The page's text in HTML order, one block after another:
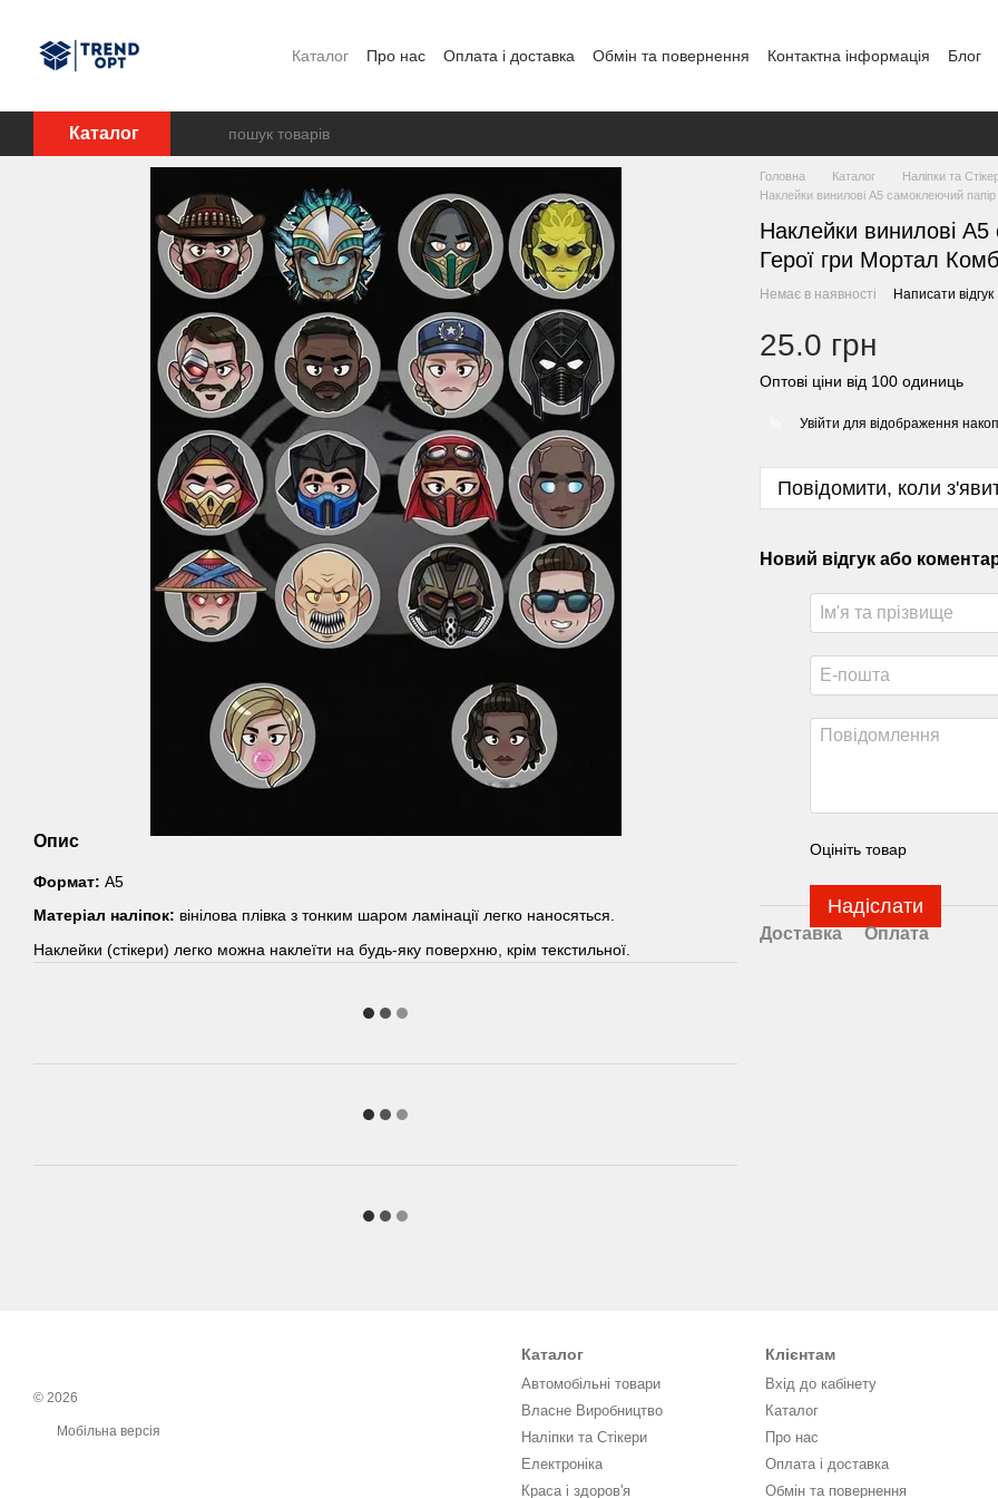
Каталог Про нас Оплата і доставка Обмін та повернення Контактна інформація Блог
Каталог
Опис
Формат: А5
Матеріал наліпок: вінілова плівка з тонким шаром ламінації легко наносяться.
Наклейки (стікери) легко можна наклеїти на будь-яку поверхню, крім текстильної.
Головна Каталог
Наліпки та
Наклейки винилові А5 самоклеючий
Наклейки винилові
Герої гри Мортал
Немає в наявності Написати відгук
25.0 грн
Оптові ціни від 100 одиниць
Увійти для відображення
Повідомити, коли
Новий відгук або
Оцініть товар
Надіслати
Доставка Оплата
© 2026
Мобільна версія
Каталог
Автомобільні товари
Власне Виробництво
Наліпки та Стікери
Електроніка
Краса і здоров'я
Клієнтам
Вхід до кабінету
Каталог
Про нас
Оплата і доставка
Обмін та повернення